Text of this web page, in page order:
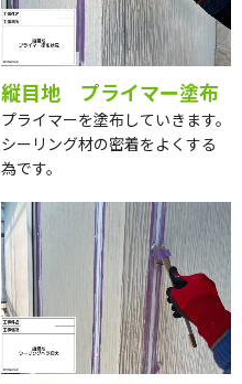
縦目地 プライマー塗布
プライマーを塗布していきます。
シーリング材の密着をよくする
為です。